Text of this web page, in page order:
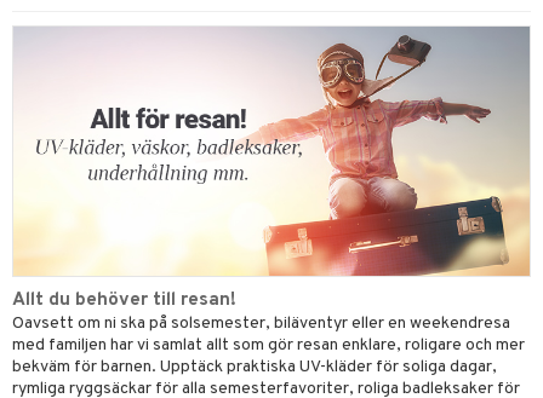
Allt du behöver till resan!
Oavsett om ni ska på solsemester, biläventyr eller en weekendresa
med familjen har vi samlat allt som gör resan enklare, roligare och mer
bekväm för barnen. Upptäck praktiska UV-kläder för soliga dagar,
rymliga ryggsäckar för alla semesterfavoriter, roliga badleksaker för